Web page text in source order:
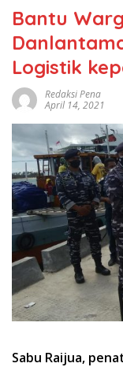
Bantu
Logistik
Redaksi Pena
April 14, 2021
Sabu Raijua,